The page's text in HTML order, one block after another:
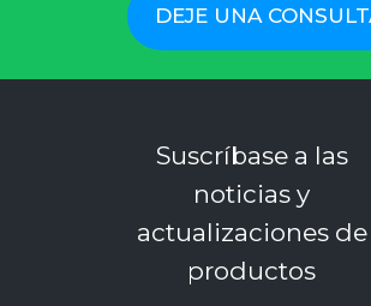
DEJE UNA
Suscríbase a las
noticias y
actualizaciones de
productos